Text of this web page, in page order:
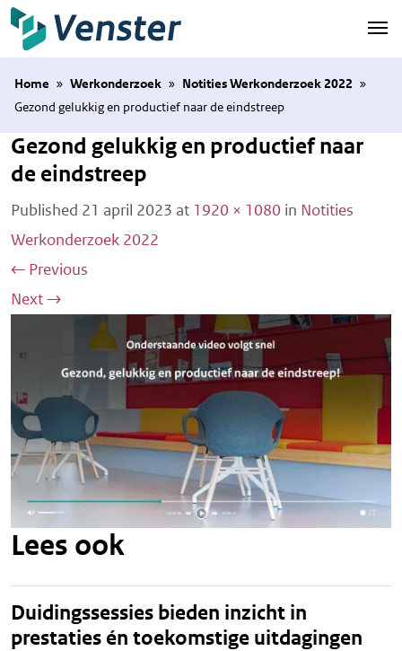
Naar hoofdinhoud
Home » Werkonderzoek » Notities Werkonderzoek 2022 »
Gezond gelukkig en productief naar de eindstreep
Gezond gelukkig en productief naar
de eindstreep
Published 21 april 2023 at 1920 × 1080 in Notities
Werkonderzoek 2022
← Previous
Next→
Lees ook
Duidingssessies bieden inzicht in
prestaties én toekomstige uitdagingen